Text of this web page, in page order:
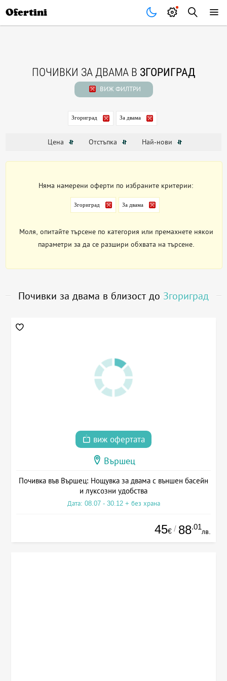
Ofertini
ПОЧИВКИ ЗА ДВАМА В ЗГОРИГРАД
ВИЖ ФИЛТРИ
Згориград За двама
Цена Отстъпка Най-нови
Няма намерени оферти по избраните критерии:
Згориград За двама
Моля, опитайте търсене по категория или премахнете някои
параметри за да се разшири обхвата на търсене.
Почивки за двама в близост до Згориград
виж офертата
Вършец
Почивка във Вършец: Нощувка за двама с външен басейн
и луксозни удобства
Дата: 08.07 - 30.12 + без храна
45€ / 88.01
лв.